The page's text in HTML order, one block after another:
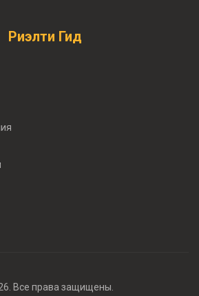
Риэлти Гид
Все права защищены.